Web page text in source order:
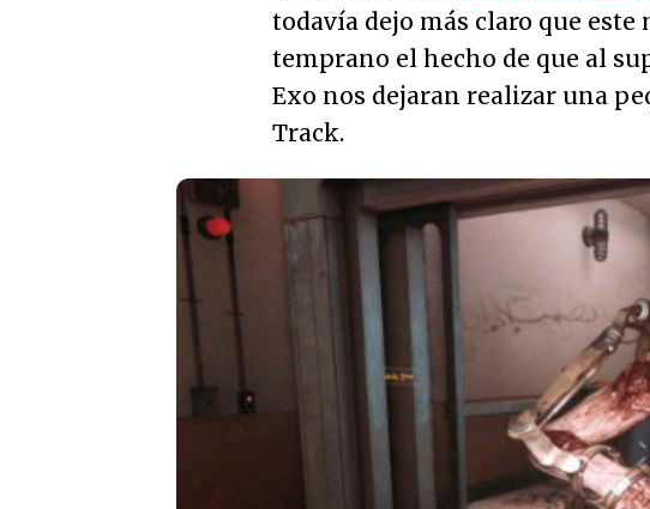
todavía dejo más claro que
temprano el hecho de que al
Exo nos dejaran realizar una
Track.